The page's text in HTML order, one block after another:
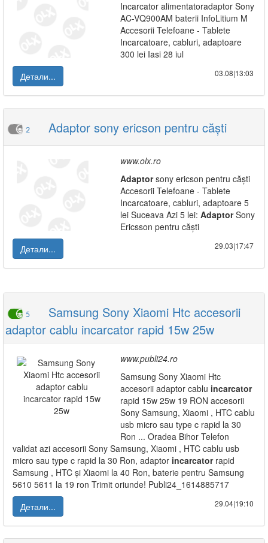
Incarcator alimentatoradaptor Sony
AC-VQ900AM baterii InfoLitium M
Accesorii Telefoane - Tablete
Incarcatoare, cabluri, adaptoare
300 lei Iasi 28 iul
Детали...
03.08|13:03
2 Adaptor sony ericson pentru căști
www.olx.ro
Adaptorsony ericson pentru căști
Accesorii Telefoane - Tablete
Incarcatoare, cabluri, adaptoare 5
lei Suceava Azi 5 lei: AdaptorSony
Ericsson pentru căști
Детали...
29.03|17:47
5
Samsung Sony Xiaomi Htc accesorii
adaptor cablu incarcator rapid 15w 25w
www.publi24.ro
Samsung Sony Xiaomi Htc
accesorii adaptor cablu incarcator
rapid 15w 25w 19 RON accesorii
Sony Samsung, Xiaomi , HTC cablu
usb micro sau type c rapid la 30
Ron ... Oradea Bihor Telefon
validat azi accesorii Sony Samsung, Xiaomi , HTC cablu usb
micro sau type c rapid la 30 Ron, adaptor incarcatorrapid
Samsung , HTC și Xiaomi la 40 Ron, baterie pentru Samsung
5610 5611 la 19 ron Trimit oriunde! Publi24_1614885717
Детали...
29.04|19:10